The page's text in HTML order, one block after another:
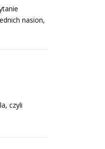
nasion,
czyli